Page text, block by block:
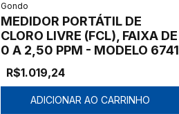
Gondo
MEDIDOR PORTÁTIL DE
CLORO LIVRE (FCL), FAIXA DE
0 A 2,50 PPM - MODELO 6741
R$1.019,24
ADICIONAR AO CARRINHO